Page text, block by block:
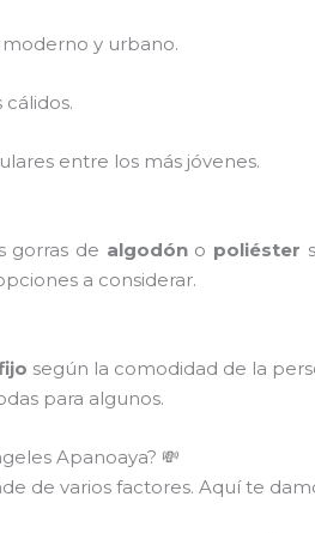
moderno y urbano.
entre los más jóvenes.
gorras de algodóno poliéster
a considerar.
según la comodidad de la
para algunos.
Apanoaya? 💸
de varios factores. Aquí te